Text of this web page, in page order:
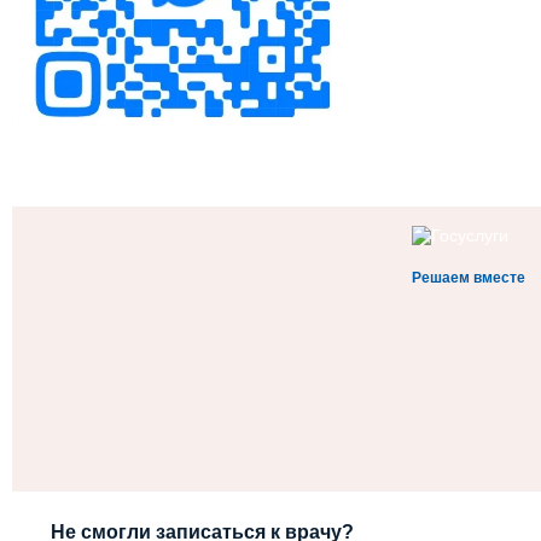
Решаем вместе
Не смогли записаться к врачу?